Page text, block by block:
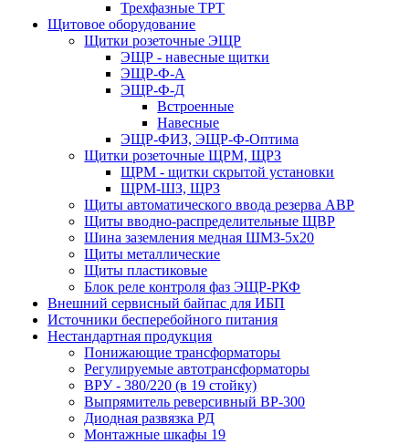
Трехфазные ТРТ
Щитовое оборудование
Щитки розеточные ЭЩР
ЭЩР - навесные щитки
ЭЩР-Ф-А
ЭЩР-Ф-Д
Встроенные
Навесные
ЭЩР-ФИЗ, ЭЩР-Ф-Оптима
Щитки розеточные ЩРМ, ЩРЗ
ЩРМ - щитки скрытой установки
ЩРМ-ШЗ, ЩРЗ
Щиты автоматического ввода резерва АВР
Щиты вводно-распределительные ЩВР
Шина заземления медная ШМЗ-5х20
Щиты металлические
Щиты пластиковые
Блок реле контроля фаз ЭЩР-РКФ
Внешний сервисный байпас для ИБП
Источники бесперебойного питания
Нестандартная продукция
Понижающие трансформаторы
Регулируемые автотрансформаторы
ВРУ - 380/220 (в 19 стойку)
Выпрямитель реверсивный ВР-300
Диодная развязка РД
Монтажные шкафы 19